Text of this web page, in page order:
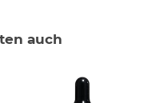
auch